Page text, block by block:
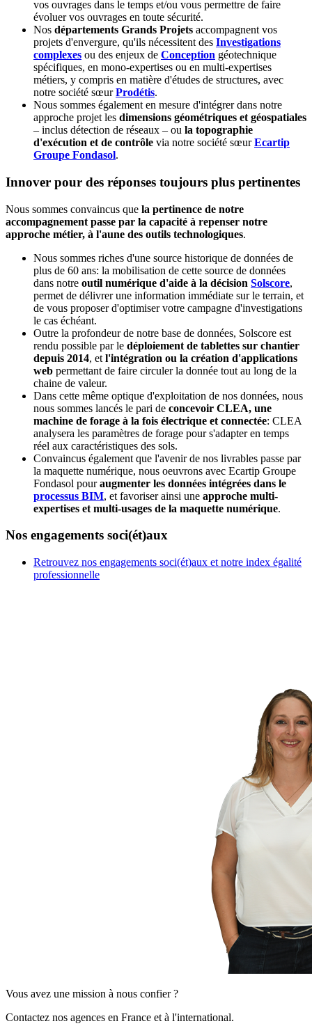
vos ouvrages dans le temps et/ou vous permettre de faire
évoluer vos ouvrages en toute sécurité.
Nos départements Grands Projets accompagnent vos
projets d'envergure, qu'ils nécessitent des Investigations
complexes ou des enjeux de Conception géotechnique
spécifiques, en mono-expertises ou en multi-expertises
métiers, y compris en matière d'études de structures, avec
notre société sœurProdétis.
Nous sommes également en mesure d'intégrer dans notre
approche projet les dimensions géométriques et géospatiales
– inclus détection de réseaux – ou la topographie
d'exécution et de contrôle via notre société sœurEcartip
Groupe Fondasol.
Innover pour des réponses toujours plus pertinentes
Nous sommes convaincus que la pertinence de notre
accompagnement passe par la capacité à repenser notre
approche métier, à l'aune des outils technologiques.
Nous sommes riches d'une source historique de données de
plus de 60 ans: la mobilisation de cette source de données
dans notre outil numérique d'aide à la décision Solscore,
permet de délivrer une information immédiate sur le terrain, et
de vous proposer d'optimiser votre campagne d'investigations
le cas échéant.
Outre la profondeur de notre base de données, Solscore est
rendu possible par le déploiement de tablettes sur chantier
depuis 2014, et l'intégration ou la création d'applications
web permettant de faire circuler la donnée tout au long de la
chaine de valeur.
Dans cette même optique d'exploitation de nos données, nous
nous sommes lancés le pari de concevoir CLEA, une
machine de forage à la fois électrique et connectée: CLEA
analysera les paramètres de forage pour s'adapter en temps
réel aux caractéristiques des sols.
Convaincus également que l'avenir de nos livrables passe par
la maquette numérique, nous oeuvrons avec Ecartip Groupe
Fondasol pouraugmenter les données intégrées dans le
processus BIM, et favoriser ainsi une approche multi-
expertises et multi-usages de la maquette numérique.
Nos engagements soci(ét)aux
Retrouvez nos engagements soci(ét)aux et notre index égalité
professionnelle
Vous avez une mission à nous confier ?
Contactez nos agences en France et à l'international.